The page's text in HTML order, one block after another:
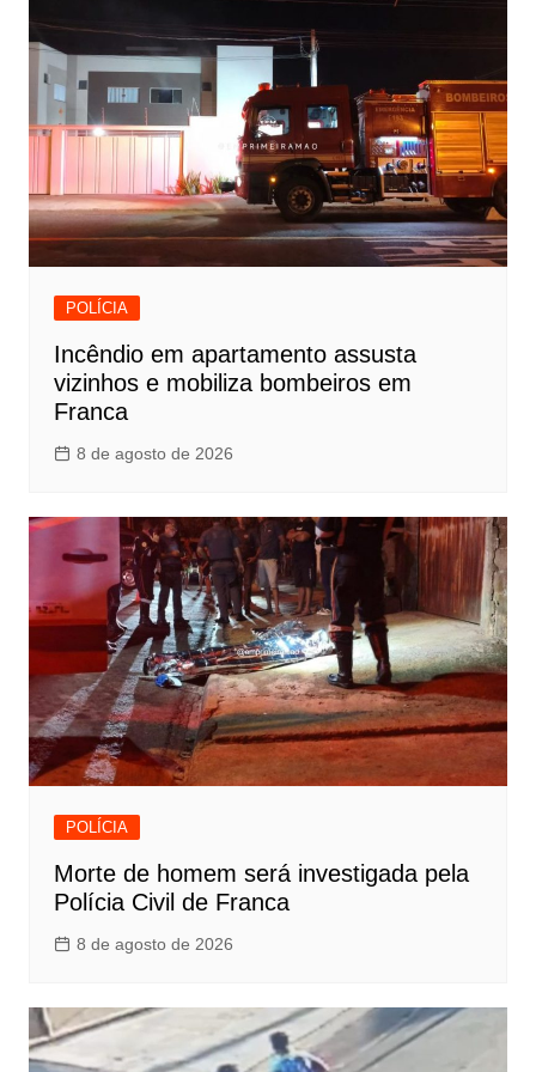
POLÍCIA
Incêndio em apartamento assusta
vizinhos e mobiliza bombeiros em
Franca
8 de agosto de 2026
POLÍCIA
Morte de homem será investigada pela
Polícia Civil de Franca
8 de agosto de 2026